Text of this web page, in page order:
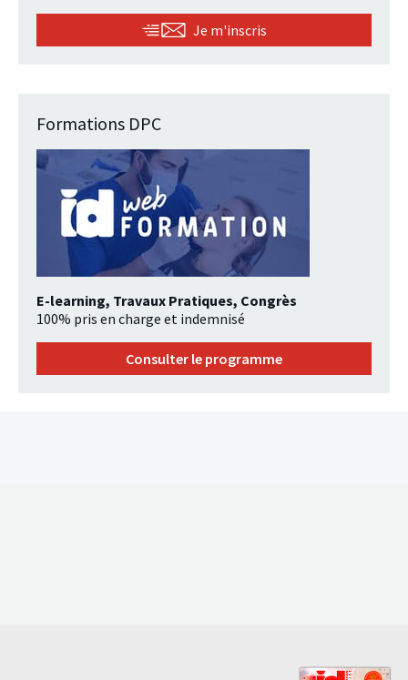
Je m'inscris
Formations DPC
E-learning, Travaux Pratiques, Congrès
100% pris en charge et indemnisé
Consulter le programme